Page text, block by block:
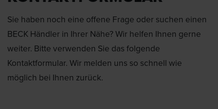
Sie haben noch eine offene Frage oder suchen einen
BECK Händler in Ihrer Nähe? Wir helfen Ihnen gerne
weiter. Bitte verwenden Sie das folgende
Kontaktformular. Wir melden uns so schnell wie
möglich bei Ihnen zurück.